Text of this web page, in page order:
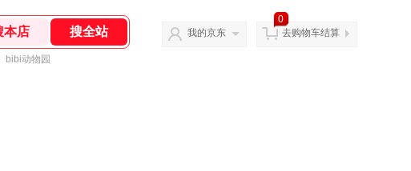
bibi动物园
我的京东
0
去购物车结算